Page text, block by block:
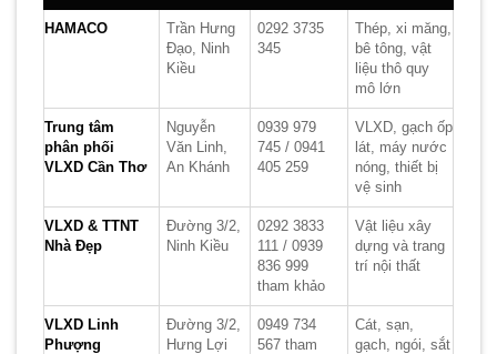
HAMACO
Trần Hưng
Đạo, Ninh
Kiều
0292 3735
345
Thép, xi măng,
bê tông, vật
liệu thô quy
mô lớn
Trung tâm
phân phối
VLXD Cần Thơ
Nguyễn
Văn Linh,
An Khánh
0939 979
745 / 0941
405 259
VLXD, gạch ốp
lát, máy nước
nóng, thiết bị
vệ sinh
VLXD & TTNT
Nhà Đẹp
Đường 3/2,
Ninh Kiều
0292 3833
111 / 0939
836 999
tham khảo
Vật liệu xây
dựng và trang
trí nội thất
VLXD Linh
Phượng
Đường 3/2,
Hưng Lợi
0949 734
567 tham
Cát, sạn,
gạch, ngói, sắt